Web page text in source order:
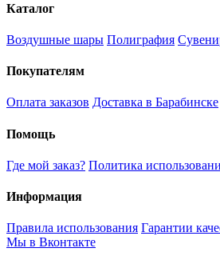
Каталог
Воздушные шары Полиграфия
Покупателям
Оплата заказов Доставка в Барабинске
Помощь
Где мой заказ? Политика
Информация
Правила использования Гарантии
Мы в Вконтакте